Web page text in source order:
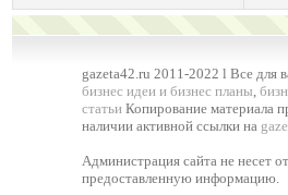
gazeta42.ru 2011-2022 l Все для
бизнес идеи и бизнес планы,
статьи Копирование материала
наличии активной ссылки на
Администрация сайта не несет
предоставленную информацию.